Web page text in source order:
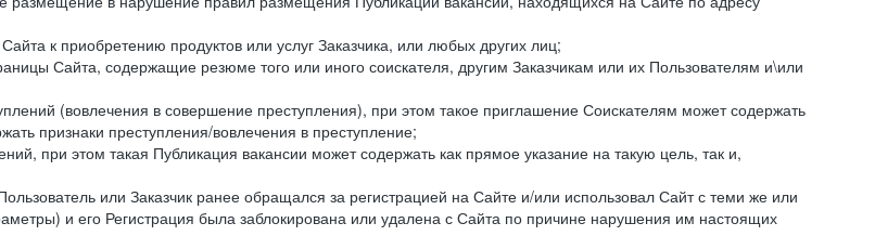
к приобретению продуктов или услуг Заказчика, или любых других лиц;
Сайта, содержащие резюме того или иного соискателя, другим Заказчикам или их Пользователям и\или
(вовлечения в совершение преступления), при этом такое приглашение Соискателям может содержать
признаки преступления/вовлечения в преступление;
при этом такая Публикация вакансии может содержать как прямое указание на такую цель, так и,
или Заказчик ранее обращался за регистрацией на Сайте и/или использовал Сайт с теми же или
и его Регистрация была заблокирована или удалена с Сайта по причине нарушения им настоящих